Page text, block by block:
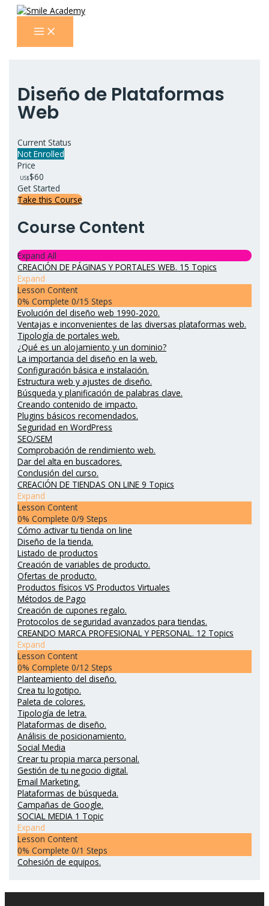
contenidoMAIN
MENU
Diseño de Plataformas
Web
Current Status
Not Enrolled
Price
US$$60
Get Started
Take this Course
Course Content
Expand All
CREACIÓN DE PÁGINAS Y PORTALES WEB. 15 Topics
Expand
Lesson Content
0% Complete0/15 Steps
Evolución del diseño web 1990-2020.
Ventajas e inconvenientes de las diversas plataformas web.
Tipología de portales web.
¿Qué es un alojamiento y un dominio?
La importancia del diseño en la web.
Configuración básica e instalación.
Estructura web y ajustes de diseño.
Búsqueda y planificación de palabras clave.
Creando contenido de impacto.
Plugins básicos recomendados.
Seguridad en WordPress
SEO/SEM
Comprobación de rendimiento web.
Dar del alta en buscadores.
Conclusión del curso.
CREACIÓN DE TIENDAS ON LINE9 Topics
Expand
Lesson Content
0% Complete0/9 Steps
Cómo activar tu tienda on line
Diseño de la tienda.
Listado de productos
Creación de variables de producto.
Ofertas de producto.
Productos físicos VS Productos Virtuales
Métodos de Pago
Creación de cupones regalo.
Protocolos de seguridad avanzados para tiendas.
CREANDO MARCA PROFESIONAL Y PERSONAL. 12 Topics
Expand
Lesson Content
0% Complete0/12 Steps
Planteamiento del diseño.
Crea tu logotipo.
Paleta de colores.
Tipología de letra.
Plataformas de diseño.
Análisis de posicionamiento.
Social Media
Crear tu propia marca personal.
Gestión de tu negocio digital.
Email Marketing.
Plataformas de búsqueda.
Campañas de Google.
SOCIAL MEDIA 1 Topic
Expand
Lesson Content
0% Complete0/1 Steps
Cohesión de equipos.